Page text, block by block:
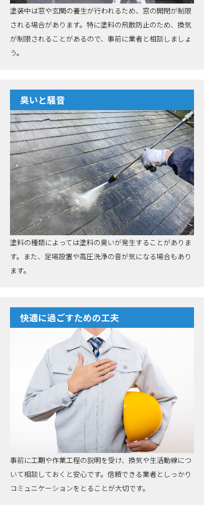
塗装中は窓や玄関の養生が行われるため、窓の開閉が制限
される場合があります。特に塗料の飛散防止のため、換気
が制限されることがあるので、事前に業者と相談しましょ
う。
臭いと騒音
塗料の種類によっては塗料の臭いが発生することがありま
す。また、足場設置や高圧洗浄の音が気になる場合もあり
ます。
快適に過ごすための工夫
事前に工期や作業工程の説明を受け、換気や生活動線につ
いて相談しておくと安心です。信頼できる業者としっかり
コミュニケーションをとることが大切です。